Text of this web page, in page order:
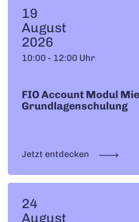
19
August
2026
10:00 - 12:00 Uhr
FIO Account Modul
Grundlagenschulung
Jetzt entdecken
24
August